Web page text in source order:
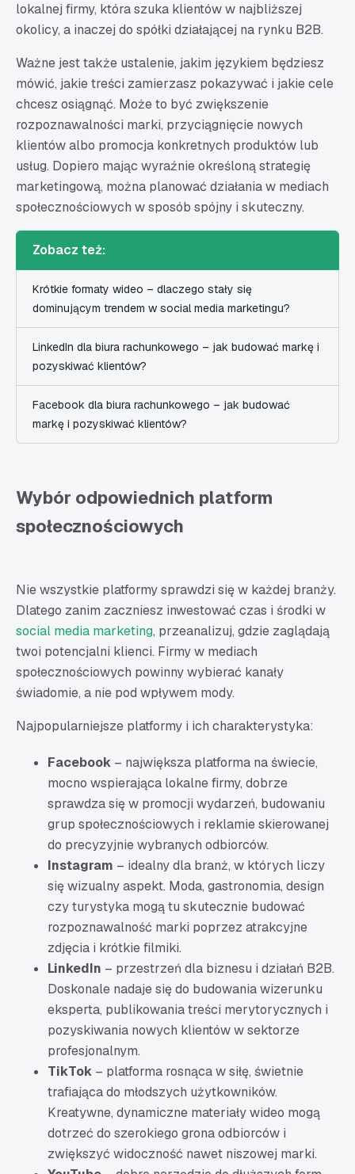
lokalnej firmy, która szuka klientów w najbliższej
okolicy, a inaczej do spółki działającej na rynku B2B.
Ważne jest także ustalenie, jakim językiem będziesz
mówić, jakie treści zamierzasz pokazywać i jakie cele
chcesz osiągnąć. Może to być zwiększenie
rozpoznawalności marki, przyciągnięcie nowych
klientów albo promocja konkretnych produktów lub
usług. Dopiero mając wyraźnie określoną strategię
marketingową, można planować działania w mediach
społecznościowych w sposób spójny i skuteczny.
Zobacz też:
Krótkie formaty wideo – dlaczego stały się
dominującym trendem w social media marketingu?
LinkedIn dla biura rachunkowego – jak budować markę i
pozyskiwać klientów?
Facebook dla biura rachunkowego – jak budować
markę i pozyskiwać klientów?
Wybór odpowiednich platform
społecznościowych
Nie wszystkie platformy sprawdzi się w każdej branży.
Dlatego zanim zaczniesz inwestować czas i środki w
social media marketing, przeanalizuj, gdzie zaglądają
twoi potencjalni klienci. Firmy w mediach
społecznościowych powinny wybierać kanały
świadomie, a nie pod wpływem mody.
Najpopularniejsze platformy i ich charakterystyka:
Facebook – największa platforma na świecie,
mocno wspierająca lokalne firmy, dobrze
sprawdza się w promocji wydarzeń, budowaniu
grup społecznościowych i reklamie skierowanej
do precyzyjnie wybranych odbiorców.
Instagram – idealny dla branż, w których liczy
się wizualny aspekt. Moda, gastronomia, design
czy turystyka mogą tu skutecznie budować
rozpoznawalność marki poprzez atrakcyjne
zdjęcia i krótkie filmiki.
LinkedIn – przestrzeń dla biznesu i działań B2B.
Doskonale nadaje się do budowania wizerunku
eksperta, publikowania treści merytorycznych i
pozyskiwania nowych klientów w sektorze
profesjonalnym.
TikTok – platforma rosnąca w siłę, świetnie
trafiająca do młodszych użytkowników.
Kreatywne, dynamiczne materiały wideo mogą
dotrzeć do szerokiego grona odbiorców i
zwiększyć widoczność nawet niszowej marki.